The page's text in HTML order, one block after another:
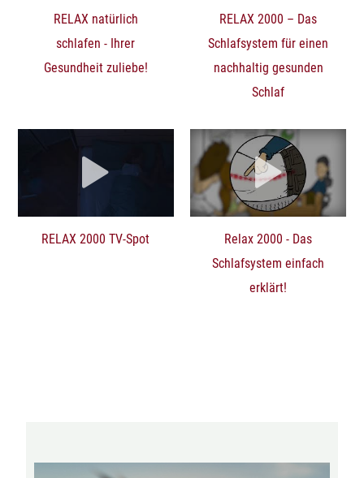
RELAX natürlich
schlafen - Ihrer
Gesundheit zuliebe!
RELAX 2000 – Das
Schlafsystem für einen
nachhaltig gesunden
Schlaf
RELAX 2000 TV-Spot
Relax 2000 - Das
Schlafsystem einfach
erklärt!